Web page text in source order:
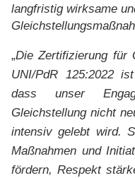
langfristig wirksame
„Die Zertifizierung für
UNI/PdR 125:2022
dass unser
Gleichstellung nicht
intensiv gelebt wird.
Maßnahmen und
fördern, Respekt